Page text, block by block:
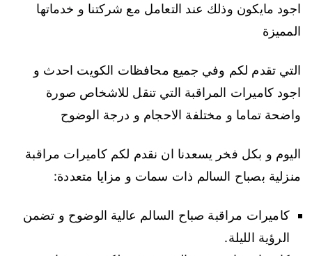
اجود مايكون وذلك عند التعامل مع شركتنا و خدماتها
المميزة
التي تقدم لكم وفي جميع محافظات الكويت احدث و
اجود كاميرات المراقبة التي تنقل للاشخاص صورة
واضحة تماما و مختلفة الاحجام و درجة الوضوح
اليوم و بكل فخر يسعدنا ان نقدم لكم كاميرات مراقبة
منزلية بصباح السالم ذات سمات و مزايا متعددة:
كاميرات مراقبة صباح السالم عالية الوضوح و تضمن
الرؤية الليلة.